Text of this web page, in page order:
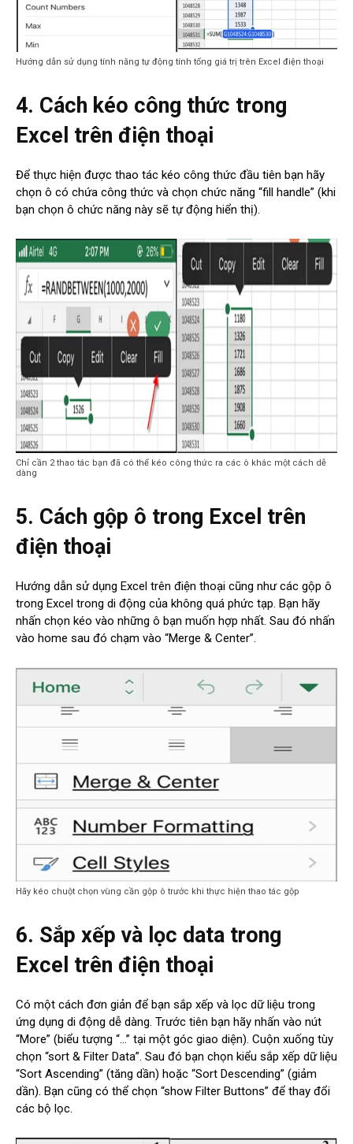
Hướng dẫn sử dụng tính năng tự động tính tổng giá trị trên Excel điện thoại
4. Cách kéo công thức trong
Excel trên điện thoại
Để thực hiện được thao tác kéo công thức đầu tiên bạn hãy
chọn ô có chứa công thức và chọn chức năng “fill handle” (khi
bạn chọn ô chức năng này sẽ tự động hiển thị).
Chỉ cần 2 thao tác bạn đã có thể kéo công thức ra các ô khác một cách dễ
dàng
5. Cách gộp ô trong Excel trên
điện thoại
Hướng dẫn sử dụng Excel trên điện thoại cũng như các gộp ô
trong Excel trong di động của không quá phức tạp. Bạn hãy
nhấn chọn kéo vào những ô bạn muốn hợp nhất. Sau đó nhấn
vào home sau đó chạm vào “Merge & Center”.
Hãy kéo chuột chọn vùng cần gộp ô trước khi thực hiện thao tác gộp
6. Sắp xếp và lọc data trong
Excel trên điện thoại
Có một cách đơn giản để bạn sắp xếp và lọc dữ liệu trong
ứng dụng di động dễ dàng. Trước tiên bạn hãy nhấn vào nút
“More” (biểu tượng “…” tại một góc giao diện). Cuộn xuống tùy
chọn “sort & Filter Data”. Sau đó bạn chọn kiểu sắp xếp dữ liệu
“Sort Ascending” (tăng dần) hoặc “Sort Descending” (giảm
dần). Bạn cũng có thể chọn “show Filter Buttons” để thay đổi
các bộ lọc.